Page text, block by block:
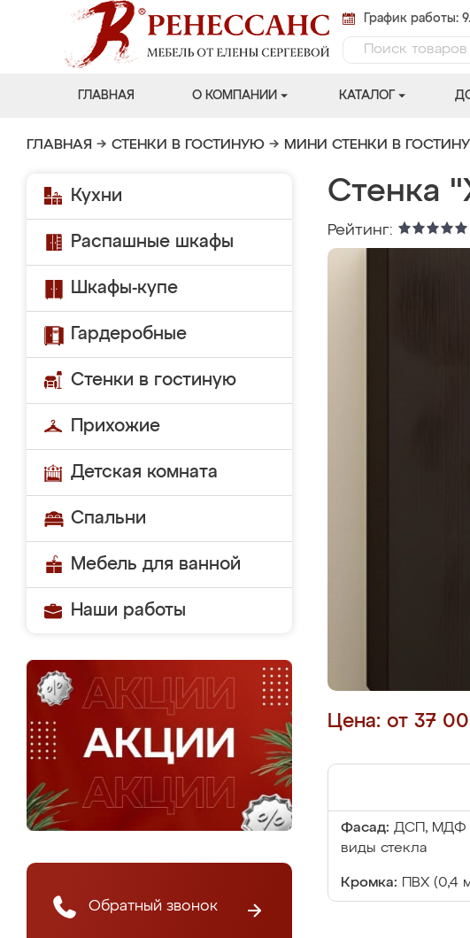
График работы:
ГЛАВНАЯ О КОМПАНИИ КАТАЛОГ
ГЛАВНАЯ → СТЕНКИ В ГОСТИНУЮ → МИНИ СТЕНКИ В
Кухни
Распашные шкафы
Шкафы-купе
Гардеробные
Стенки в гостиную
Прихожие
Детская комната
Спальни
Мебель для ванной
Наши работы
Обратный звонок
Стенка
Рейтинг:
Цена: от 37
Фасад: ДСП, МДФ
виды стекла
Кромка: ПВХ (0,4